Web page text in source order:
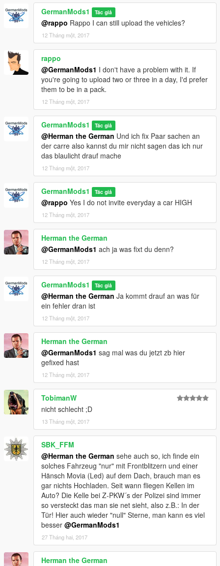
GermanMods1 Tác giả
@rappo Rappo I can still upload the vehicles?
12 Tháng một, 2017
rappo
@GermanMods1 I don't have a problem with it. If
you're going to upload two or three in a day, I'd prefer
them to be in a pack.
12 Tháng một, 2017
GermanMods1 Tác giả
@Herman the German Und ich fix Paar sachen an
der carre also kannst du mir nicht sagen das ich nur
das blaulicht drauf mache
12 Tháng một, 2017
GermanMods1 Tác giả
@rappo Yes I do not invite everyday a car HIGH
12 Tháng một, 2017
Herman the German
@GermanMods1 ach ja was fixt du denn?
12 Tháng một, 2017
GermanMods1 Tác giả
@Herman the German Ja kommt drauf an was für
ein fehler dran ist
12 Tháng một, 2017
Herman the German
@GermanMods1 sag mal was du jetzt zb hier
gefixed hast
12 Tháng một, 2017
TobimanW
nicht schlecht ;D
13 Tháng một, 2017
SBK_FFM
@Herman the German sehe auch so, ich finde ein
solches Fahrzeug "nur" mit Frontblitzern und einer
Hänsch Movia (Led) auf dem Dach, brauch man es
gar nichts Hochladen. Seit wann fliegen Kellen im
Auto? Die Kelle bei Z-PKW´s der Polizei sind immer
so versteckt das man sie net sieht, also z.B.: In der
Tür! Hier auch wieder "null" Sterne, man kann es viel
besser @GermanMods1
27 Tháng hai, 2017
Herman the German